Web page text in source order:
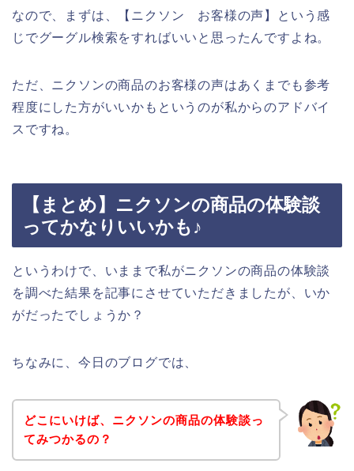
なので、まずは、【ニクソン お客様の声】という感
じでグーグル検索をすればいいと思ったんですよね。
ただ、ニクソンの商品のお客様の声はあくまでも参考
程度にした方がいいかもというのが私からのアドバイ
スですね。
【まとめ】ニクソンの商品の体験談
ってかなりいいかも♪
というわけで、いままで私がニクソンの商品の体験談
を調べた結果を記事にさせていただきましたが、いか
がだったでしょうか？
ちなみに、今日のブログでは、
どこにいけば、ニクソンの商品の体験談っ
てみつかるの？